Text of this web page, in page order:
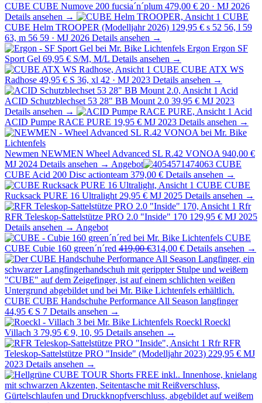
CUBE CUBE Numove 200 fucsia´n´plum 479,00 € 20 · MJ 2026
Details ansehen →
CUBE
CUBE Helm TROOPER (Modelljahr 2026) 129,95 € s 52 56, l 59
63, m 56 59 · MJ 2026 Details ansehen →
Ergon Ergon SF
Sport Gel 69,95 € S/M, M/L Details ansehen →
CUBE CUBE ATX WS
Radhose 49,95 € S 36, xl 42 · MJ 2023 Details ansehen →
Acid
ACID Schutzblechset 53 28" BB Mount 2.0 39,95 € MJ 2023
Details ansehen →
Acid
ACID Pumpe RACE PURE 19,95 € MJ 2023 Details ansehen →
Newmen NEWMEN Wheel Advanced SL R.42 VONOA 940,00 €
MJ 2024 Details ansehen → Angebot
CUBE
CUBE Acid 200 Disc actionteam 379,00 € Details ansehen →
CUBE CUBE
Rucksack PURE 16 Ultralight 29,95 € MJ 2025 Details ansehen →
Rfr
RFR Teleskop-Sattelstütze PRO 2.0 "Inside" 170 129,95 € MJ 2025
Details ansehen → Angebot
CUBE
CUBE Cubie 160 green´n´red 419,00 €314,00 € Details ansehen →
CUBE CUBE Handschuhe Performance All Season langfinger
44,95 € S 7 Details ansehen →
Roeckl Roeckl
Villach 3 79,95 € 9, 10, 95 Details ansehen →
Rfr RFR
Teleskop-Sattelstütze PRO "Inside" (Modelljahr 2023) 229,95 € MJ
2023 Details ansehen →